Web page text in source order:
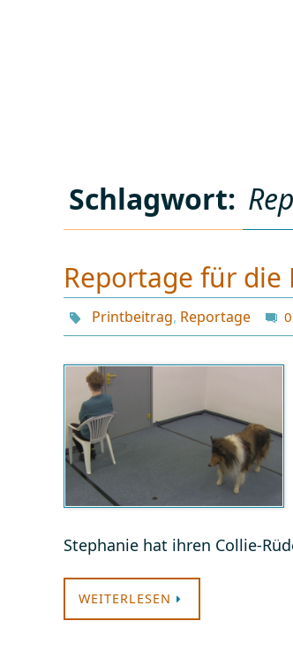
Schlagwort:
Reportage für die
Printbeitrag, Reportage 0
Stephanie hat ihren Collie-
WEITERLESEN